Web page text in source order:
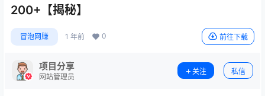
200+【揭秘】
冒泡网赚 1 年前 0 前往下载
项目分享
网站管理员
关注 私信